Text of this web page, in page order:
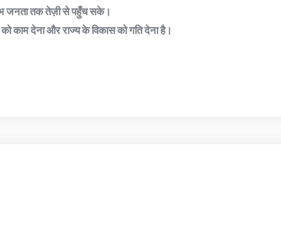
जनता तक तेज़ी से पहुँच सके।
काम देना और राज्य के विकास को गति देना है।